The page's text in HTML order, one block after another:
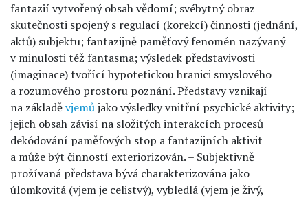
fantazií vytvořený obsah vědomí; svébytný obraz
skutečnosti spojený s regulací (korekcí) činnosti (jednání,
aktů) subjektu; fantazijně paměťový fenomén nazývaný
v minulosti též fantasma; výsledek představivosti
(imaginace) tvořící hypotetickou hranici smyslového
a rozumového prostoru poznání. Představy vznikají
na základěvjemůjako výsledky vnitřní psychické aktivity;
jejich obsah závisí na složitých interakcích procesů
dekódování paměfových stop a fantazijních aktivit
a může být činností exteriorizován. – Subjektivně
prožívaná představa bývá charakterizována jako
úlomkovitá (vjem je celistvý), vybledlá (vjem je živý,